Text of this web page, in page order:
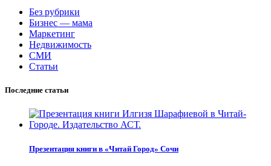
Без рубрики
Бизнес — мама
Маркетинг
Недвижимость
СМИ
Статьи
Последние статьи
Презентация книги в «Читай Город» Сочи